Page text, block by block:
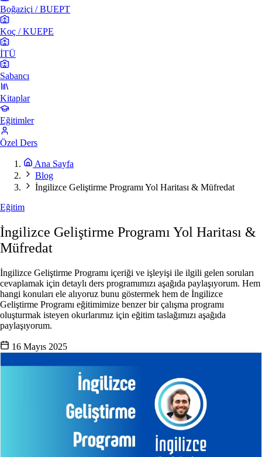
Boğaziçi / BUEPT
Koç / KUEPE
İTÜ
Sabancı
Kitaplar
Eğitimler
Özel Ders
Ana Sayfa
Blog
İngilizce Geliştirme Programı Yol Haritası & Müfredat
Eğitim
İngilizce Geliştirme Programı Yol Haritası &
Müfredat
İngilizce Geliştirme Programı içeriği ve işleyişi ile ilgili gelen soruları
cevaplamak için detaylı ders programımızı aşağıda paylaşıyorum. Hem
hangi konuları ele alıyoruz bunu göstermek hem de İngilizce
Geliştirme Programı eğitimimize benzer bir çalışma programı
oluşturmak isteyen okurlarımız için eğitim taslağımızı aşağıda
paylaşıyorum.
16 Mayıs 2025